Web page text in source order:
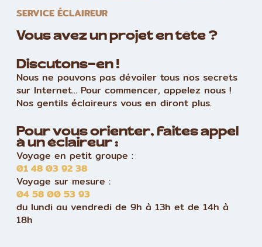
SERVICE ÉCLAIREUR
Vous avez un projet en tête ?
Discutons-en !
Nous ne pouvons pas dévoiler tous nos secrets
sur Internet... Pour commencer, appelez nous !
Nos gentils éclaireurs vous en diront plus.
Pour vous orienter, faites appel
à un éclaireur :
Voyage en petit groupe :
01 48 03 92 38
Voyage sur mesure :
04 58 00 53 93
du lundi au vendredi de 9h à 13h et de 14h à
18h